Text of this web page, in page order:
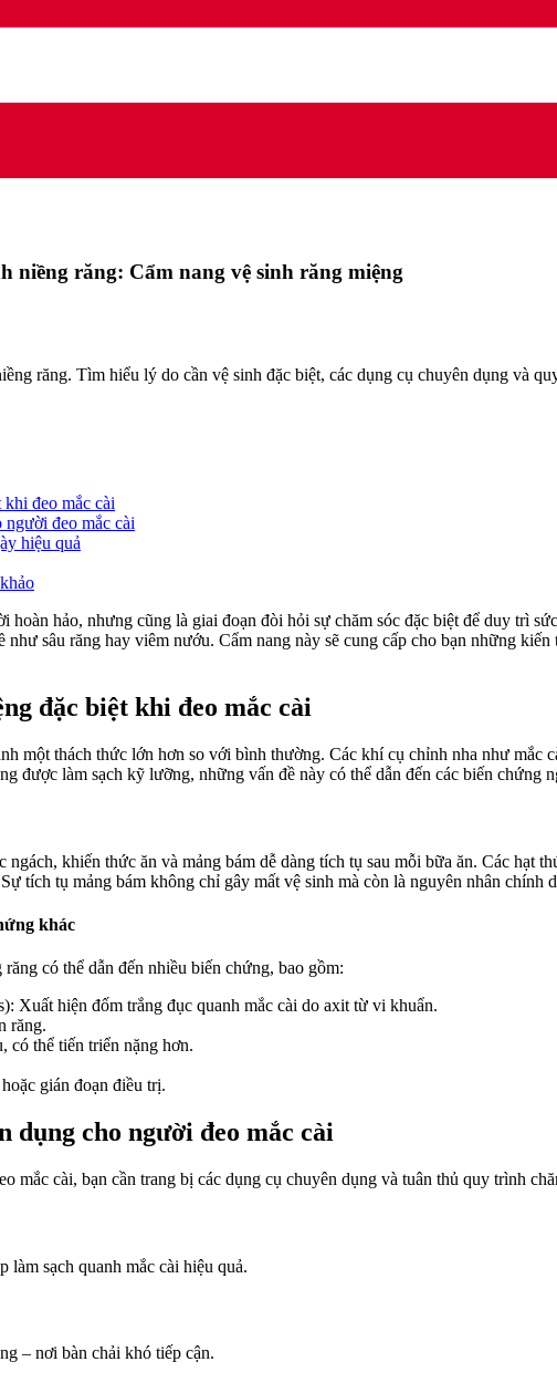
niềng răng: Cẩm nang vệ sinh răng miệng
răng. Tìm hiểu lý do cần vệ sinh đặc biệt, các dụng cụ chuyên dụng và
đeo mắc cài
người đeo mắc cài
hiệu quả
hảo, nhưng cũng là giai đoạn đòi hỏi sự chăm sóc đặc biệt để duy trì
như sâu răng hay viêm nướu. Cẩm nang này sẽ cung cấp cho bạn những
đặc biệt khi đeo mắc cài
một thách thức lớn hơn so với bình thường. Các khí cụ chỉnh nha như mắc
được làm sạch kỹ lưỡng, những vấn đề này có thể dẫn đến các biến chứng
khiến thức ăn và mảng bám dễ dàng tích tụ sau mỗi bữa ăn. Các hạt
tích tụ mảng bám không chỉ gây mất vệ sinh mà còn là nguyên nhân chính
khác
có thể dẫn đến nhiều biến chứng, bao gồm:
Xuất hiện đốm trắng đục quanh mắc cài do axit từ vi khuẩn.
răng.
có thể tiến triển nặng hơn.
gián đoạn điều trị.
dụng cho người đeo mắc cài
mắc cài, bạn cần trang bị các dụng cụ chuyên dụng và tuân thủ quy trình
sạch quanh mắc cài hiệu quả.
– nơi bàn chải khó tiếp cận.